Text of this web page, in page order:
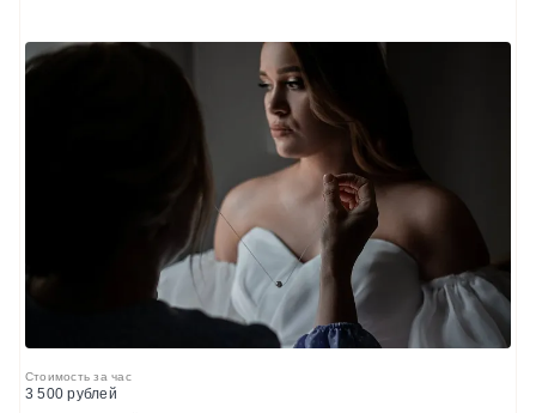
Стоимость за час
3 500 рублей